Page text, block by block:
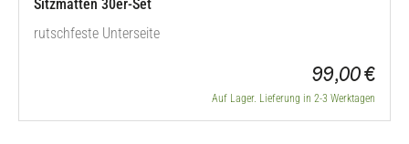
Sitzmatten 30er-Set
rutschfeste Unterseite
99,00 €
Auf Lager. Lieferung in 2-3 Werktagen